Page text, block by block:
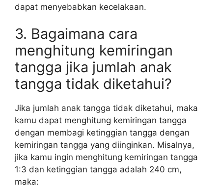
dapat menyebabkan kecelakaan.
3. Bagaimana cara
menghitung kemiringan
tangga jika jumlah anak
tangga tidak diketahui?
Jika jumlah anak tangga tidak diketahui, maka
kamu dapat menghitung kemiringan tangga
dengan membagi ketinggian tangga dengan
kemiringan tangga yang diinginkan. Misalnya,
jika kamu ingin menghitung kemiringan tangga
1:3 dan ketinggian tangga adalah 240 cm,
maka: